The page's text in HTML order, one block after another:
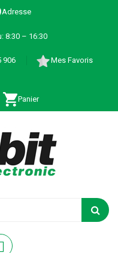
Adresse
8:30 – 16:30
906 Mes Favoris
Panier